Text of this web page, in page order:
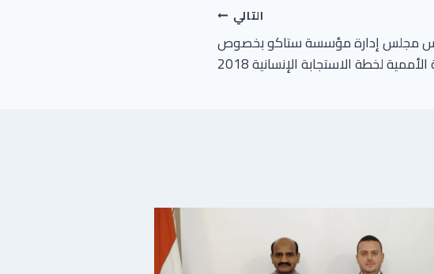
التالي
مجلس إدارة مؤسسة ستاكو بخصوص
لخطة الاستجابة الإنسانية 2018